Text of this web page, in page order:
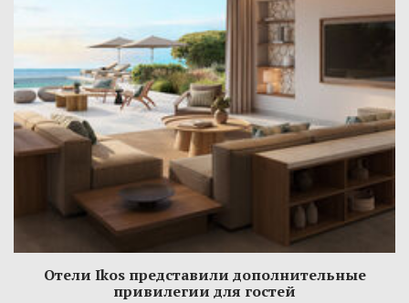
Отели Ikos представили дополнительные
привилегии для гостей